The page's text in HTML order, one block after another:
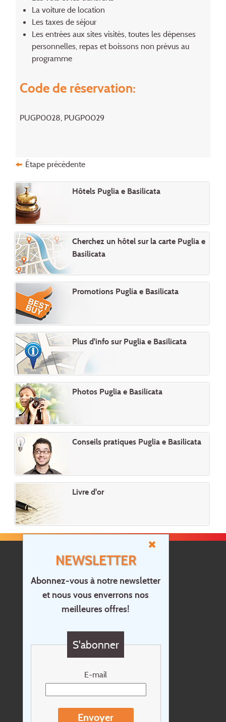
NEWSLETTER
Abonnez-vous à notre newsletter
et nous vous enverrons nos
meilleures offres!
S'abonner
E-mail
Envoyer
La voiture de location
Les taxes de séjour
Les entrées aux sites visités, toutes les dépenses
personnelles, repas et boissons non prévus au
programme
Code de réservation:
PUGP0028, PUGP0029
Étape précédente
Hôtels Puglia e Basilicata
Cherchez un hôtel sur la carte Puglia e
Basilicata
Promotions Puglia e Basilicata
Plus d'info sur Puglia e Basilicata
Photos Puglia e Basilicata
Conseils pratiques Puglia e Basilicata
Livre d'or
Accueil
Contact
Questions?
Newsletter
Conditions de voyage